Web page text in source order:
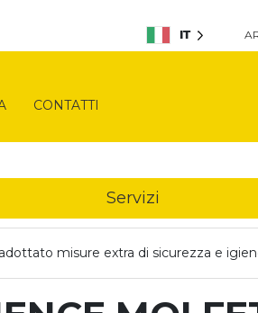
IT
CONTATTI
Servizi
misure extra di sicurezza e